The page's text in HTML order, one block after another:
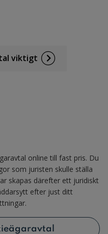
viktigt
online till fast pris. Du
som juristen skulle ställa
skapas därefter ett juridiskt
efter just ditt